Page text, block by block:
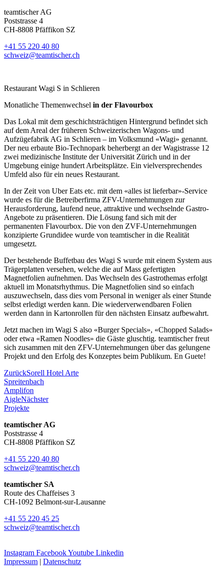
teamtischer AG
Poststrasse 4
CH-8808 Pfäffikon SZ
+41 55 220 40 80
schweiz@teamtischer.ch
Restaurant Wagi S in Schlieren
Monatliche Themenwechsel in der Flavourbox
Das Lokal mit dem geschichtsträchtigen Hintergrund befindet sich
auf dem Areal der früheren Schweizerischen Wagons- und
Aufzügefabrik AG in Schlieren – im Volksmund «Wagi» genannt.
Der neu erbaute Bio-Technopark beherbergt an der Wagistrasse 12
zwei medizinische Institute der Universität Zürich und in der
Umgebung einige hundert Arbeitsplätze. Ein vielversprechendes
Umfeld also für ein neues Restaurant.
In der Zeit von Uber Eats etc. mit dem «alles ist lieferbar»-Service
wurde es für die Betreiberfirma ZFV-Unternehmungen zur
Herausforderung, laufend neue, attraktive und wechselnde Gastro-
Angebote zu präsentieren. Die Lösung fand sich mit der
permanenten Flavourbox. Die von den ZVF-Unternehmungen
konzipierte Grundidee wurde von teamtischer in die Realität
umgesetzt.
Der bestehende Buffetbau des Wagi S wurde mit einem System aus
Trägerplatten versehen, welche die auf Mass gefertigten
Magnetfolien aufnehmen. Das Wechseln des Gastrothemas erfolgt
aktuell im Monatsrhythmus. Die Magnetfolien sind so einfach
auszuwechseln, dass dies vom Personal in weniger als einer Stunde
selbst erledigt werden kann. Die wiederverwendbaren Folien
werden dann in Kartonrollen für den nächsten Einsatz aufbewahrt.
Jetzt machen im Wagi S also «Burger Specials», «Chopped Salads»
oder etwa «Ramen Noodles» die Gäste gluschtig. teamtischer freut
sich zusammen mit den ZFV-Unternehmungen über das gelungene
Projekt und den Erfolg des Konzeptes beim Publikum. En Guete!
ZurückSorell Hotel Arte
Spreitenbach
Amplifon
AigleNächster
Projekte
teamtischer AG
Poststrasse 4
CH-8808 Pfäffikon SZ
+41 55 220 40 80
schweiz@teamtischer.ch
teamtischer SA
Route des Chaffeises 3
CH-1092 Belmont-sur-Lausanne
+41 55 220 45 25
schweiz@teamtischer.ch
Instagram FacebookYoutube Linkedin
Impressum | Datenschutz